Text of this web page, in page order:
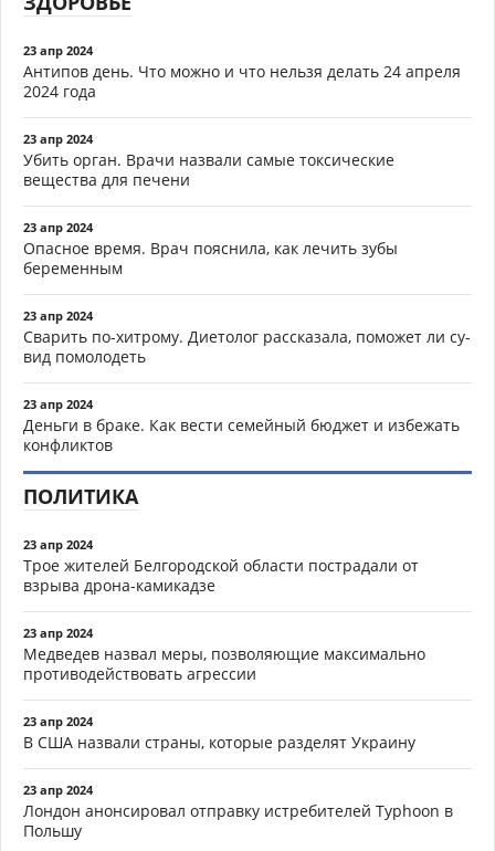
23 апр 2024
Антипов день. Что можно и что нельзя делать 24 апреля
2024 года
23 апр 2024
Убить орган. Врачи назвали самые токсические
вещества для печени
23 апр 2024
Опасное время. Врач пояснила, как лечить зубы
беременным
23 апр 2024
Сварить по-хитрому. Диетолог рассказала, поможет ли су-
вид помолодеть
23 апр 2024
Деньги в браке. Как вести семейный бюджет и избежать
конфликтов
ПОЛИТИКА
23 апр 2024
Трое жителей Белгородской области пострадали от
взрыва дрона-камикадзе
23 апр 2024
Медведев назвал меры, позволяющие максимально
противодействовать агрессии
23 апр 2024
В США назвали страны, которые разделят Украину
23 апр 2024
Лондон анонсировал отправку истребителей Typhoon в
Польшу